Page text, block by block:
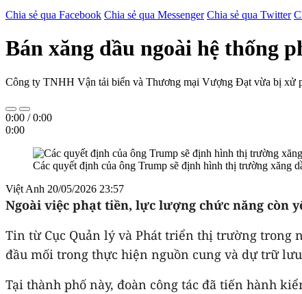
Chia sẻ qua Facebook Chia sẻ qua Messenger Chia sẻ qua Twitter
Bán xăng dầu ngoài hệ thống
Công ty TNHH Vận tải biển và Thương mại Vượng Đạt vừa bị xử
0:00 /0:00
0:00
Các quyết định của ông Trump sẽ định hình thị trường xăng
Việt Anh 20/05/2026 23:57
Ngoài việc phạt tiền, lực lượng chức năng còn
Tin từ Cục Quản lý và Phát triển thị trường trong
đầu mối trong thực hiện nguồn cung và dự trữ
Tại thành phố này, đoàn công tác đã tiến hành